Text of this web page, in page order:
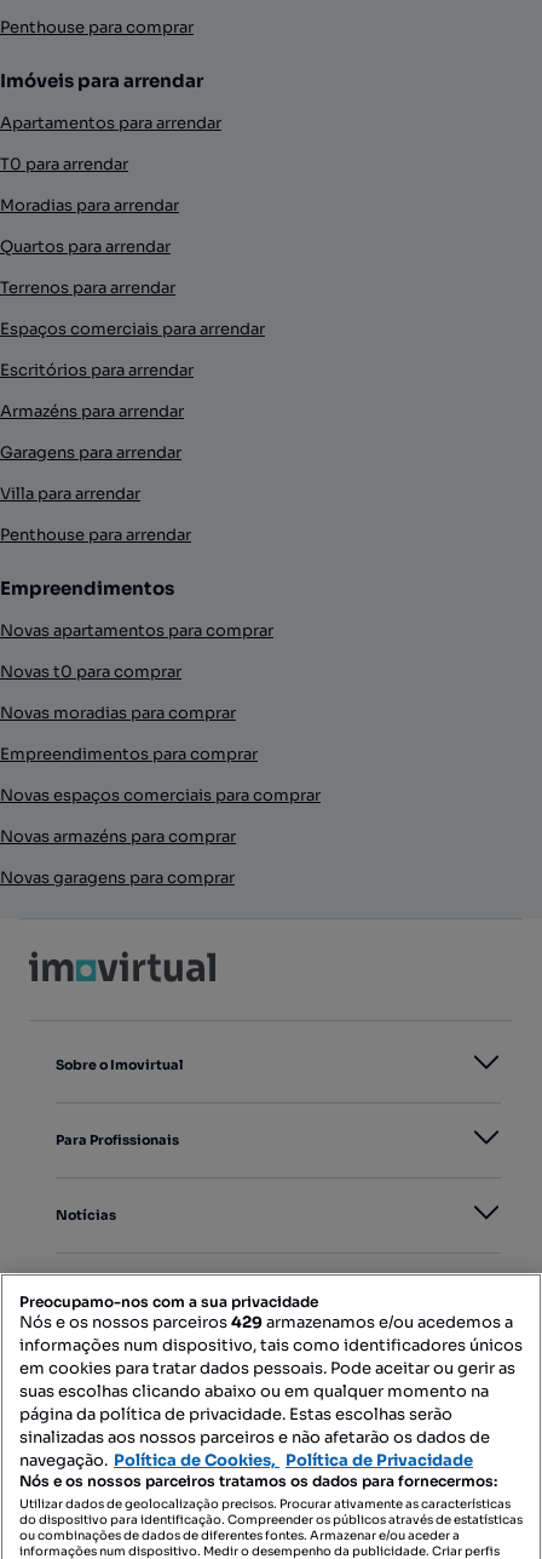
Penthouse para comprar
Imóveis para arrendar
Apartamentos para arrendar
T0 para arrendar
Moradias para arrendar
Quartos para arrendar
Terrenos para arrendar
Espaços comerciais para arrendar
Escritórios para arrendar
Armazéns para arrendar
Garagens para arrendar
Villa para arrendar
Penthouse para arrendar
Empreendimentos
Novas apartamentos para comprar
Novas t0 para comprar
Novas moradias para comprar
Empreendimentos para comprar
Novas espaços comerciais para comprar
Novas armazéns para comprar
Novas garagens para comprar
Sobre o Imovirtual
Para Profissionais
Notícias
Mapa do Site
Contacte-nos
SIGA-NOS:
Preocupamo-nos com a sua privacidade
Nós e os nossos parceiros429armazenamos e/ou acedemos a
informações num dispositivo, tais como identificadores únicos
em cookies para tratar dados pessoais. Pode aceitar ou gerir as
suas escolhas clicando abaixo ou em qualquer momento na
página da política de privacidade. Estas escolhas serão
sinalizadas aos nossos parceiros e não afetarão os dados de
navegação. Política de Cookies, Política de Privacidade
Nós e os nossos parceiros tratamos os dados para fornecermos:
Utilizar dados de geolocalização precisos. Procurar ativamente as características
do dispositivo para identificação. Compreender os públicos através de estatísticas
ou combinações de dados de diferentes fontes. Armazenar e/ou aceder a
informações num dispositivo. Medir o desempenho da publicidade. Criar perfis